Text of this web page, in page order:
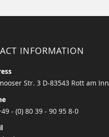
INFORMATION
Str. 3 D-83543 Rott am Inn
- (0) 80 39 - 90 95 8-0